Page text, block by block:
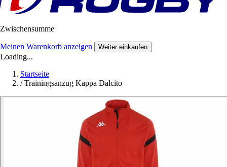
Zwischensumme
Meinen Warenkorb anzeigen Weiter einkaufen
Loading...
Startseite
/ Trainingsanzug Kappa Dalcito